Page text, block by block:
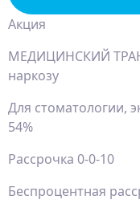
Акция
МЕДИЦИНСКИЙ
наркозу
Для стоматологии,
54%
Рассрочка 0-0-10
Беспроцентная